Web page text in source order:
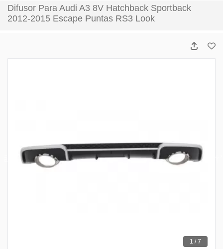
Difusor Para Audi A3 8V Hatchback Sportback
2012-2015 Escape Puntas RS3 Look
1 / 7